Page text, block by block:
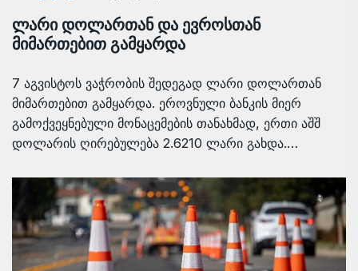
ლარი დოლართან და ევროსთან
მიმართებით გამყარდა
7 აგვისტოს ვაჭრობის შედეგად ლარი დოლართან
მიმართებით გამყარდა. ეროვნული ბანკის მიერ
გამოქვეყნებული მონაცემების თანახმად, ერთი აშშ
დოლარის ღირებულება 2.6210 ლარი გახდა.…